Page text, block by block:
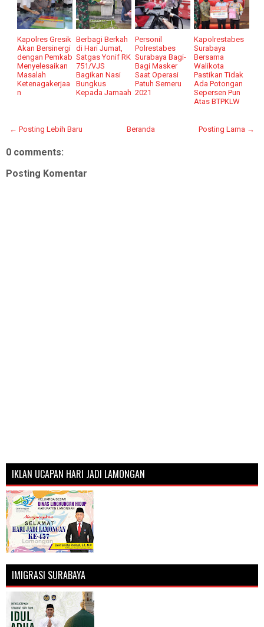
Kapolres Gresik
Akan Bersinergi
dengan Pemkab
Menyelesaikan
Masalah
Ketenagakerjaa
n
Berbagi Berkah
di Hari Jumat,
Satgas Yonif RK
751/VJS
Bagikan Nasi
Bungkus
Kepada Jamaah
Personil
Polrestabes
Surabaya Bagi-
Bagi Masker
Saat Operasi
Patuh Semeru
2021
Kapolrestabes
Surabaya
Bersama
Walikota
Pastikan Tidak
Ada Potongan
Sepersen Pun
Atas BTPKLW
← Posting Lebih Baru Posting Lama →
Beranda
0 comments:
Posting Komentar
IKLAN UCAPAN HARI JADI LAMONGAN
IMIGRASI SURABAYA